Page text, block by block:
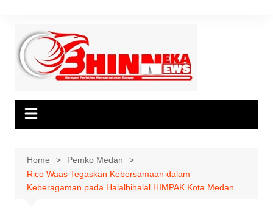
content
Home
Pemko Medan
Rico Waas Tegaskan Kebersamaan dalam
Keberagaman pada Halalbihalal HIMPAK Kota Medan